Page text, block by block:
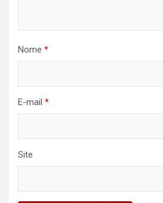
Nome *
E-mail *
Site